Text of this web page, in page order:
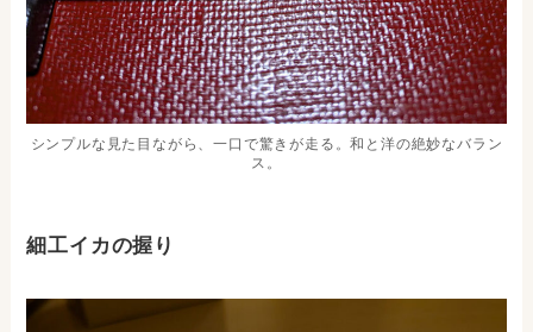
シンプルな見た目ながら、一口で驚きが走る。和と洋の絶妙なバラン
ス。
細工イカの握り